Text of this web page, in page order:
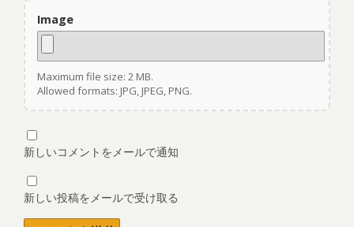
Image
Maximum file size: 2 MB.
Allowed formats: JPG, JPEG, PNG.
新しいコメントをメールで通知
新しい投稿をメールで受け取る